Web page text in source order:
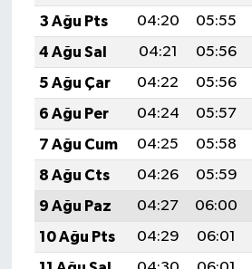
3 Ağu Pts
04:20 05:55
4 Ağu Sal
04:21 05:56
5 Ağu Çar
04:22 05:56
6 Ağu Per
04:24 05:57
7 Ağu Cum
04:25 05:58
8 Ağu Cts
04:26 05:59
9 Ağu Paz
04:27 06:00
10 Ağu Pts
04:29 06:01